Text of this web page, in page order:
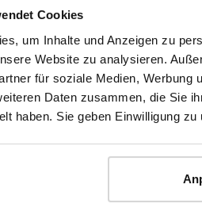
Cookies
um Inhalte und Anzeigen zu
Website zu analysieren.
für soziale Medien, Werbung
Daten zusammen, die Sie
haben. Sie geben Einwilligung
und vital
Spitzensport sein.
in Bewegung zu bleiben.
Wert darauf, dass die
des Gastes entsprechen,
zuletzt auch Spaß machen.
kommt den